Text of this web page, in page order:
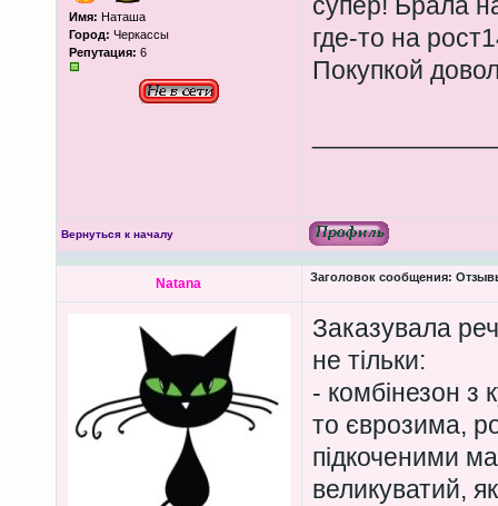
Имя: Наташа
Город: Черкассы
Репутация: 6
где-то на
Покупкой
Вернуться к началу
Natana Заголовок сообщения:
Заказувала
не тільки:
- комбінезон з
то єврозима,
підкоченими
великуватий,